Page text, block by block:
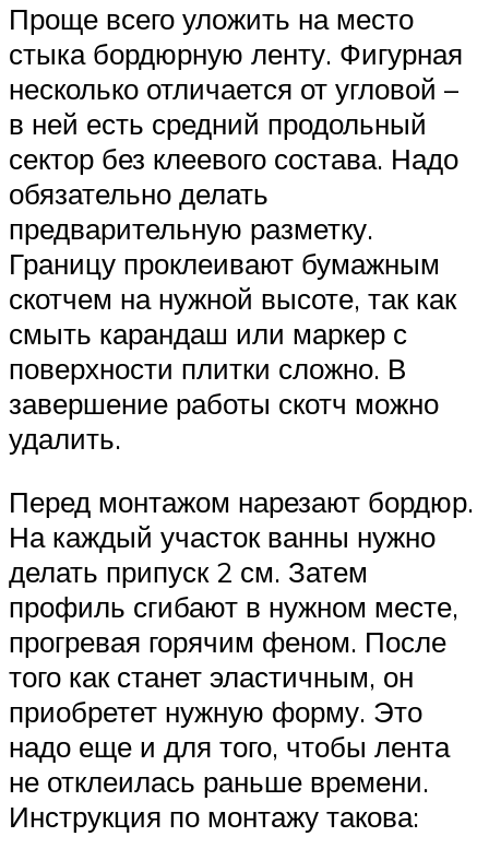
Проще всего уложить на место
стыка бордюрную ленту. Фигурная
несколько отличается от угловой –
в ней есть средний продольный
сектор без клеевого состава. Надо
обязательно делать
предварительную разметку.
Границу проклеивают бумажным
скотчем на нужной высоте, так как
смыть карандаш или маркер с
поверхности плитки сложно. В
завершение работы скотч можно
удалить.
Перед монтажом нарезают бордюр.
На каждый участок ванны нужно
делать припуск 2 см. Затем
профиль сгибают в нужном месте,
прогревая горячим феном. После
того как станет эластичным, он
приобретет нужную форму. Это
надо еще и для того, чтобы лента
не отклеилась раньше времени.
Инструкция по монтажу такова: